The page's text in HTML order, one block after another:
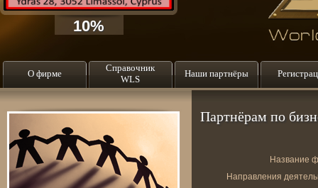
10%
О фирме
Справочник
WLS
Наши партнёры
Партнёрам по
Название
Направления